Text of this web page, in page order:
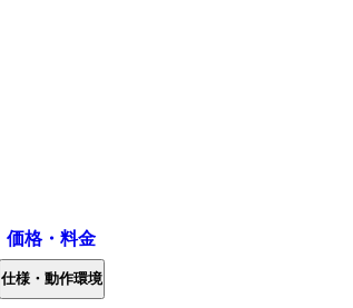
価格・料金
仕様・動作環境